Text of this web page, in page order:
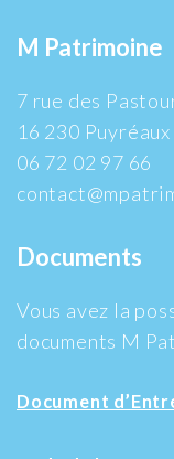
M Patrimoine
7 rue des
16 230 Puyréaux
06 72 02 97 66
Documents
Vous avez la
documents M
Document